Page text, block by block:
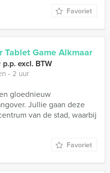
Favoriet
Tablet Game Alkmaar
p.p. excl. BTW
‐ 2 uur
gloednieuw
Jullie gaan deze
van de stad, waarbij
Favoriet